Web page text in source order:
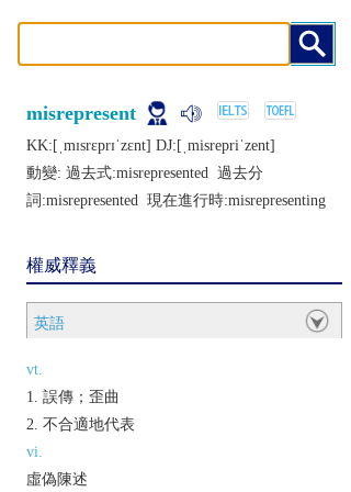
misrepresent
KK:[ˌmɪsrɛprɪˈzɛnt] DJ:[ˌmisrеpriˈzеnt]
動變: 過去式:misrepresented 過去分
詞:misrepresented 現在進行時:misrepresenting
權威釋義
英語
vt.
誤傳；歪曲
不合適地代表
vi.
虛偽陳述